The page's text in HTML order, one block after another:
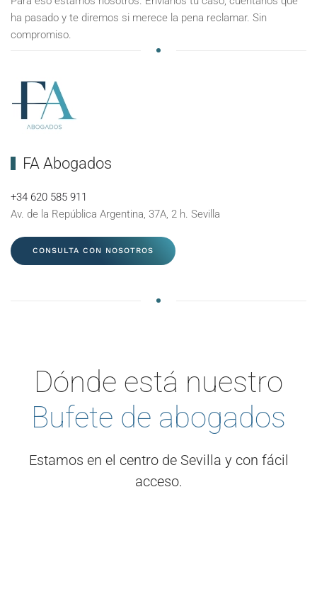
ha pasado y te diremos si merece la pena reclamar. Sin
compromiso.
FA Abogados
+34 620 585 911
Av. de la República Argentina, 37A, 2 h. Sevilla
CONSULTA CON NOSOTROS
Dónde está nuestro
Bufete de abogados
Estamos en el centro de Sevilla y con fácil
acceso.